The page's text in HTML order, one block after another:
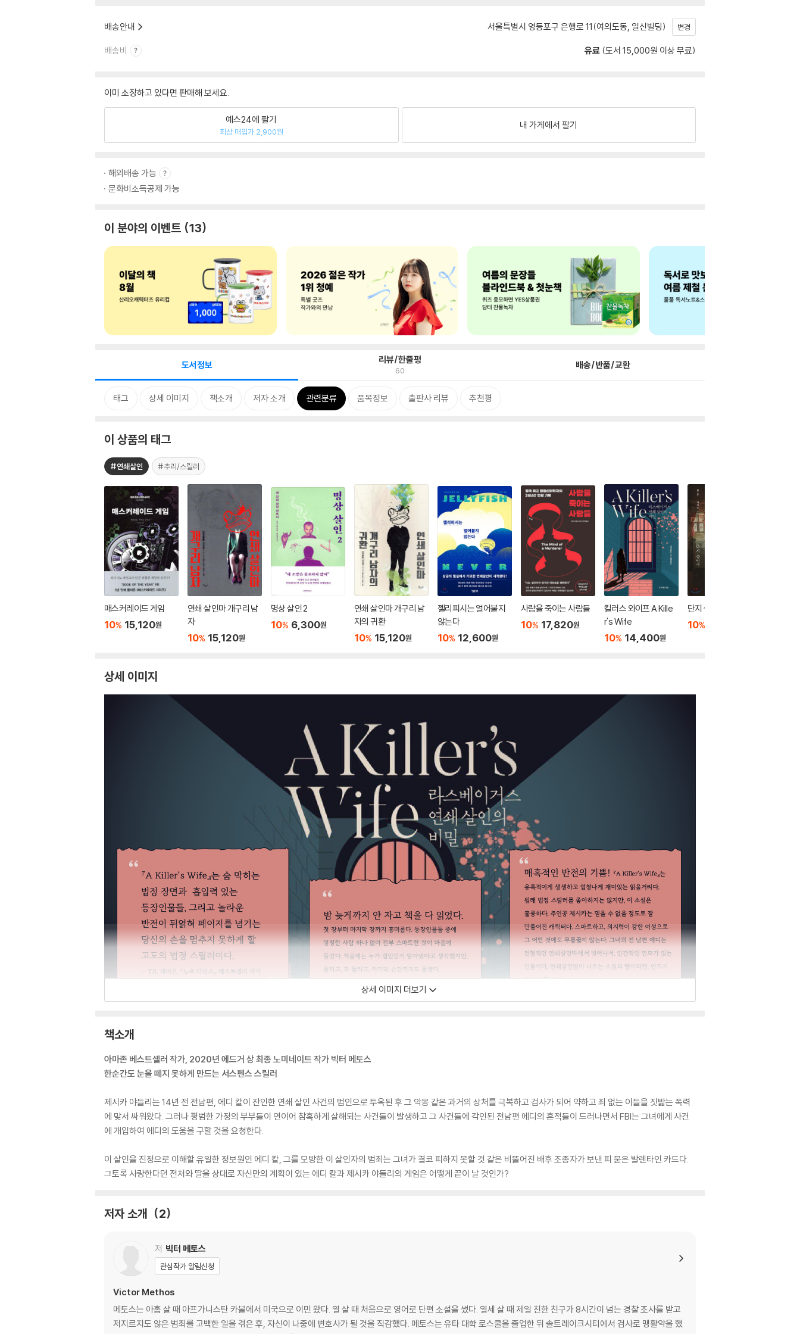
배송안내 서울특별시 영등포구 은행로 11(여의도동, 일신빌딩) 변경
배송비 유료 (도서 15,000원 이상 무료)
이미 소장하고 있다면 판매해 보세요.
예스24에 팔기
최상 매입가 2,900원
내 가게에서 팔기
해외배송 가능
문화비소득공제 가능
이 분야의 이벤트 13
도서정보 리뷰/한줄평
60 배송/반품/교환
태그 상세 이미지 책소개 저자 소개 관련분류 품목정보 출판사 리뷰 추천평
이 상품의 태그
#연쇄살인 #추리/스릴러
매스커레이드 게임
10% 15,120원
연쇄 살인마 개구리 남
자
10% 15,120원
명상 살인 2
10% 6,300원
연쇄 살인마 개구리 남
자의 귀환
10% 15,120원
젤리피시는 얼어붙지
않는다
10% 12,600원
사람을 죽이는 사람들
10% 17,820원
킬러스 와이프 A Kille
r's Wife
10% 14,400원
단지 살인마
10%
상세 이미지
상세 이미지 더보기
책소개
아마존 베스트셀러 작가, 2020년 에드거 상 최종 노미네이트 작가 빅터 메토스
한순간도 눈을 떼지 못하게 만드는 서스펜스 스릴러
제시카 야들리는 14년 전 전남편, 에디 칼이 잔인한 연쇄 살인 사건의 범인으로 투옥된 후 그 악몽 같은 과거의 상처를 극복하고 검사가 되어 약하고 죄 없는 이들을 짓밟는 폭력
에 맞서 싸워왔다. 그러나 평범한 가정의 부부들이 연이어 참혹하게 살해되는 사건들이 발생하고 그 사건들에 각인된 전남편 에디의 흔적들이 드러나면서 FBI는 그녀에게 사건
에 개입하여 에디의 도움을 구할 것을 요청한다.
이 살인을 진정으로 이해할 유일한 정보원인 에디 칼, 그를 모방한 이 살인자의 범죄는 그녀가 결코 피하지 못할 것 같은 비뚤어진 배후 조종자가 보낸 피 묻은 발렌타인 카드다.
그토록 사랑한다던 전처와 딸을 상대로 자신만의 계획이 있는 에디 칼과 제시카 야들리의 게임은 어떻게 끝이 날 것인가?
저자 소개 2
저 빅터 메토스
관심작가 알림신청
Victor Methos
메토스는 아홉 살 때 아프가니스탄 카불에서 미국으로 이민 왔다. 열 살 때 처음으로 영어로 단편 소설을 썼다. 열세 살 때 제일 친한 친구가 8시간이 넘는 경찰 조사를 받고
저지르지도 않은 범죄를 고백한 일을 겪은 후, 자신이 나중에 변호사가 될 것을 직감했다. 메토스는 유타 대학 로스쿨을 졸업한 뒤 솔트레이크시티에서 검사로 맹활약을 했